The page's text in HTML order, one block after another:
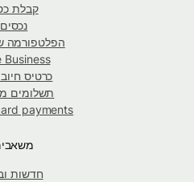
קבלת כסף
נכסים
הפלטפורמה של Wise
Business
כרטיס חיוב
תשלומים
card payments
משאבים
חדשות